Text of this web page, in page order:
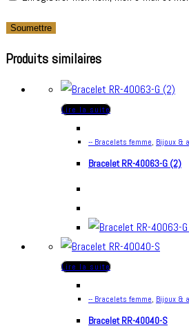
Produits similaires
Lire la suite
-- Bracelets femme, Bijoux &
Bracelet RR-40063-G (2)
Lire la suite
-- Bracelets femme, Bijoux &
Bracelet RR-40040-S